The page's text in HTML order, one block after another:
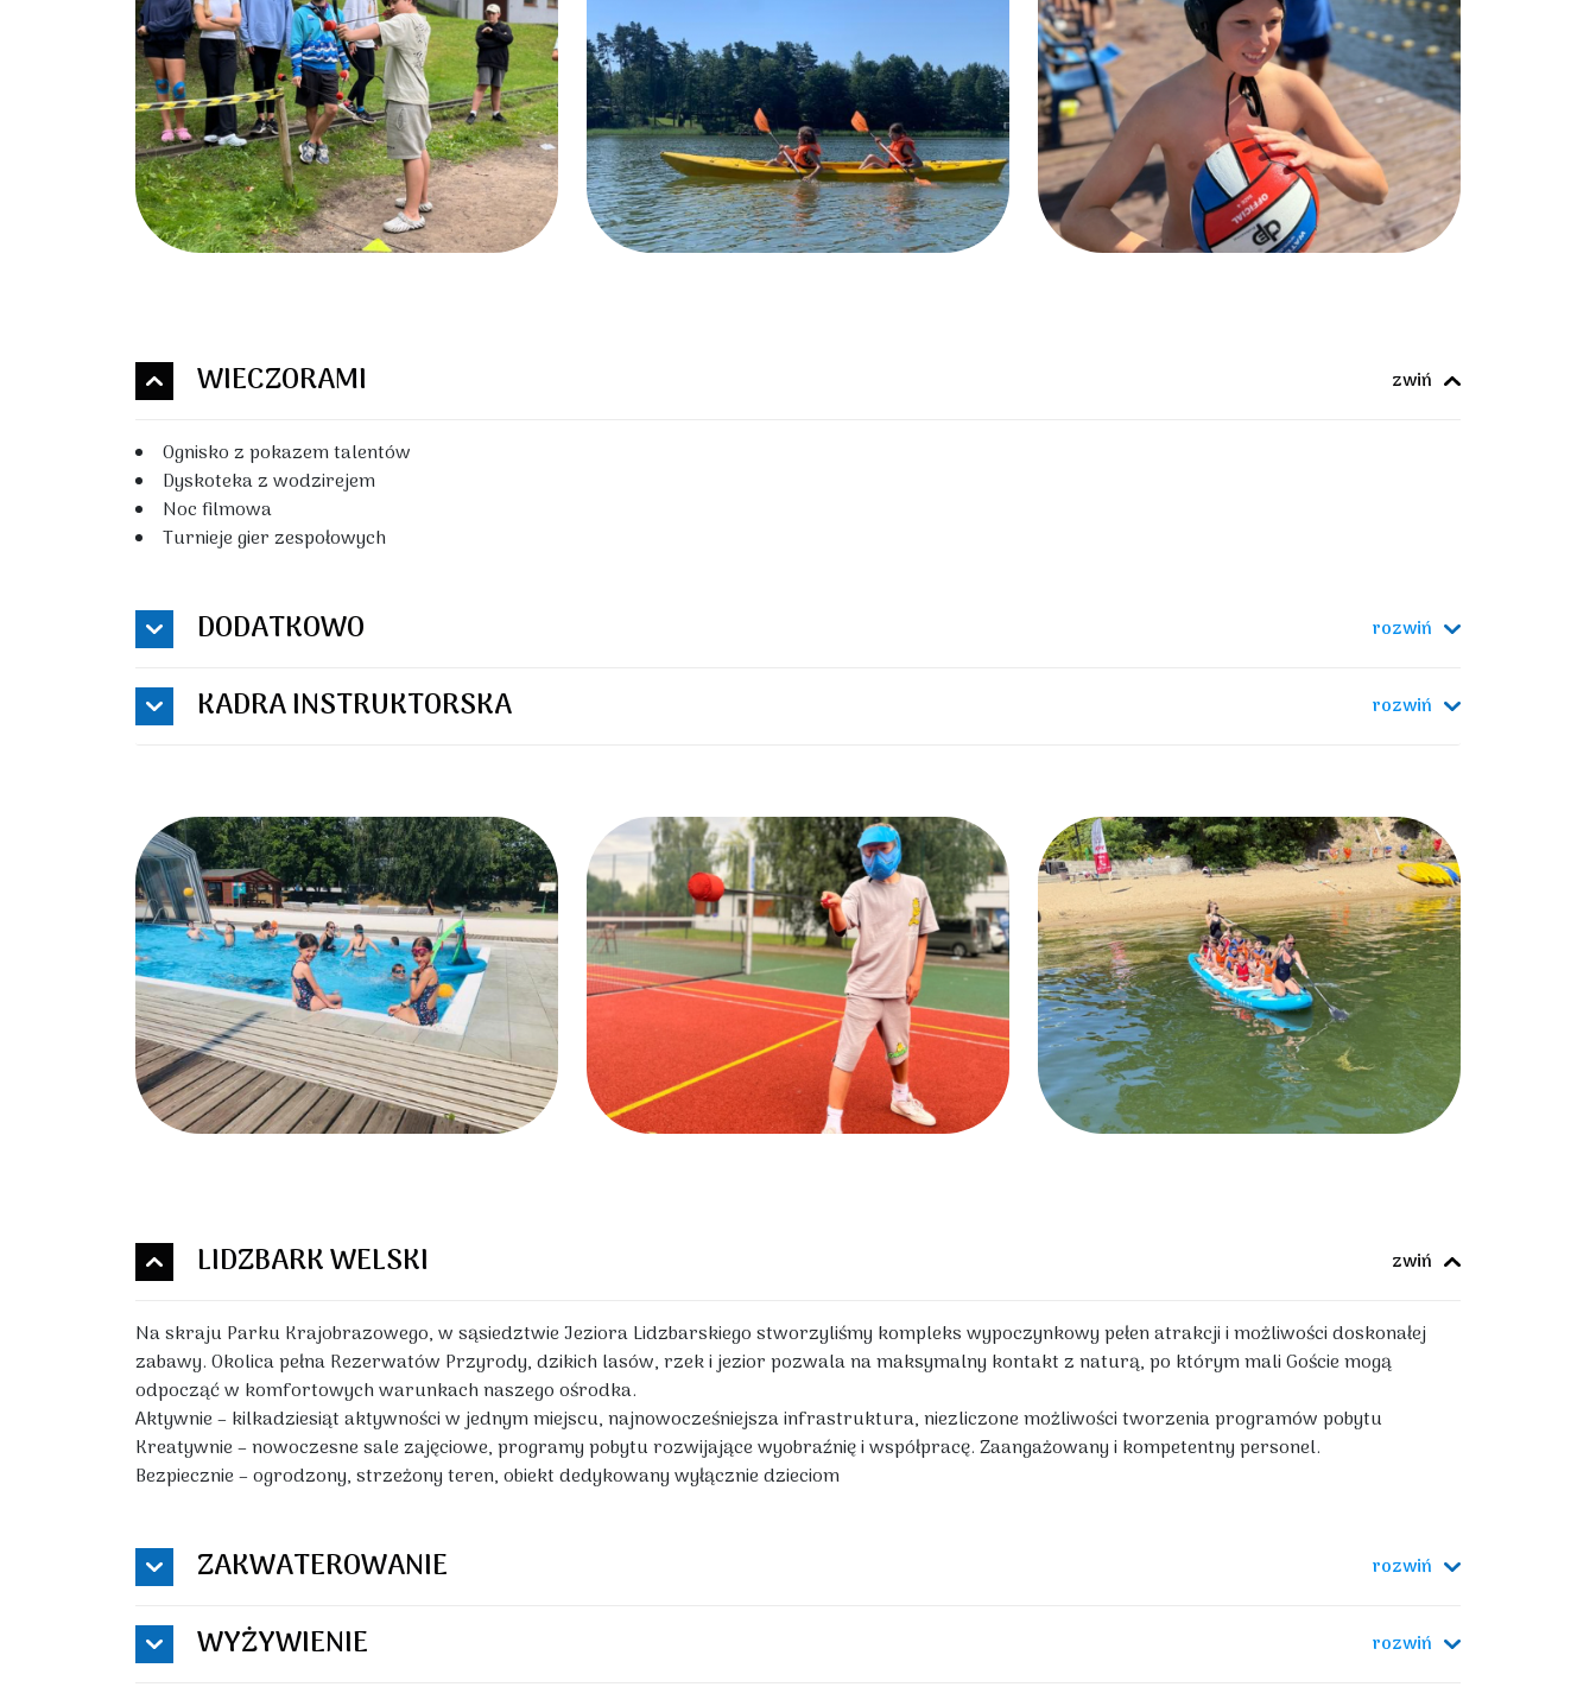
WIECZORAMI
Ognisko z pokazem talentów
Dyskoteka z wodzirejem
Noc filmowa
Turnieje gier zespołowych
DODATKOWO
KADRA INSTRUKTORSKA
LIDZBARK WELSKI
Na skraju Parku Krajobrazowego, w sąsiedztwie Jeziora Lidzbarskiego stworzyliśmy kompleks wypoczynkowy pełen atrakcji i możliwości doskonałej
zabawy. Okolica pełna Rezerwatów Przyrody, dzikich lasów, rzek i jezior pozwala na maksymalny kontakt z naturą, po którym mali Goście mogą
odpocząć w komfortowych warunkach naszego ośrodka.
Aktywnie – kilkadziesiąt aktywności w jednym miejscu, najnowocześniejsza infrastruktura, niezliczone możliwości tworzenia programów pobytu
Kreatywnie – nowoczesne sale zajęciowe, programy pobytu rozwijające wyobraźnię i współpracę. Zaangażowany i kompetentny personel.
Bezpiecznie – ogrodzony, strzeżony teren, obiekt dedykowany wyłącznie dzieciom
ZAKWATEROWANIE
WYŻYWIENIE